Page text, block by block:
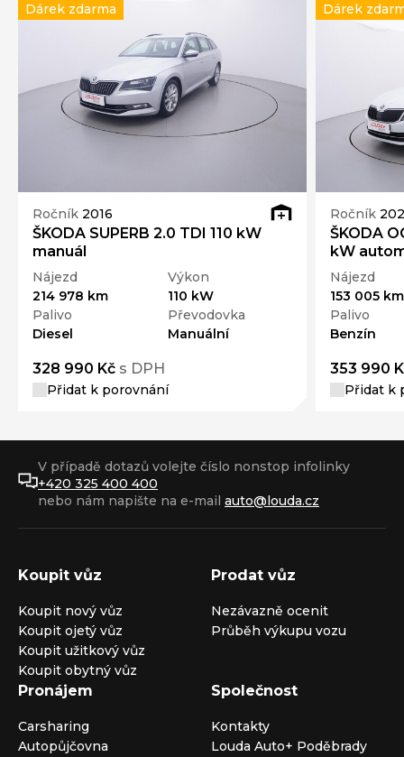
Ročník 2016
ŠKODA SUPERB 2.0 TDI 110 kW
manuál
Nájezd
214 978 km
Výkon
110 kW
Palivo
Diesel
Převodovka
Manuální
328 990 Kč s DPH
Přidat k porovnání
Dárek zdarma
Ročník
ŠKODA
kW
Nájezd
153 005 km
Palivo
Benzín
353 990
Přidat k
Dárek
V případě dotazů volejte číslo nonstop infolinky
+420 325 400 400
nebo nám napište na e-mail auto@louda.cz
Koupit vůz
Koupit nový vůz
Koupit ojetý vůz
Koupit užitkový vůz
Koupit obytný vůz
Prodat vůz
Nezávazně ocenit
Průběh výkupu vozu
Pronájem
Carsharing
Autopůjčovna
Společnost
Kontakty
Louda Auto+ Poděbrady